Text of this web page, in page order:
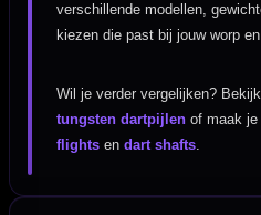
verschillende modellen,
kiezen die past bij jouw worp
Wil je verder vergelijken?
tungsten dartpijlen of maak
flights endart shafts.